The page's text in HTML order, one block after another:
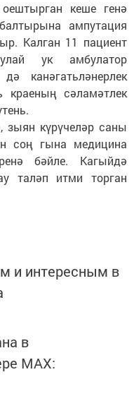
кеше генә
ампутация
Калган 11 пациент
ук амбулатор
канәгатьләнерлек
сәламәтлек
зыян күрүчеләр саны
соң гына медицина
бәйле. Кагыйдә
таләп итми торган
и интересным в
в
MАХ: